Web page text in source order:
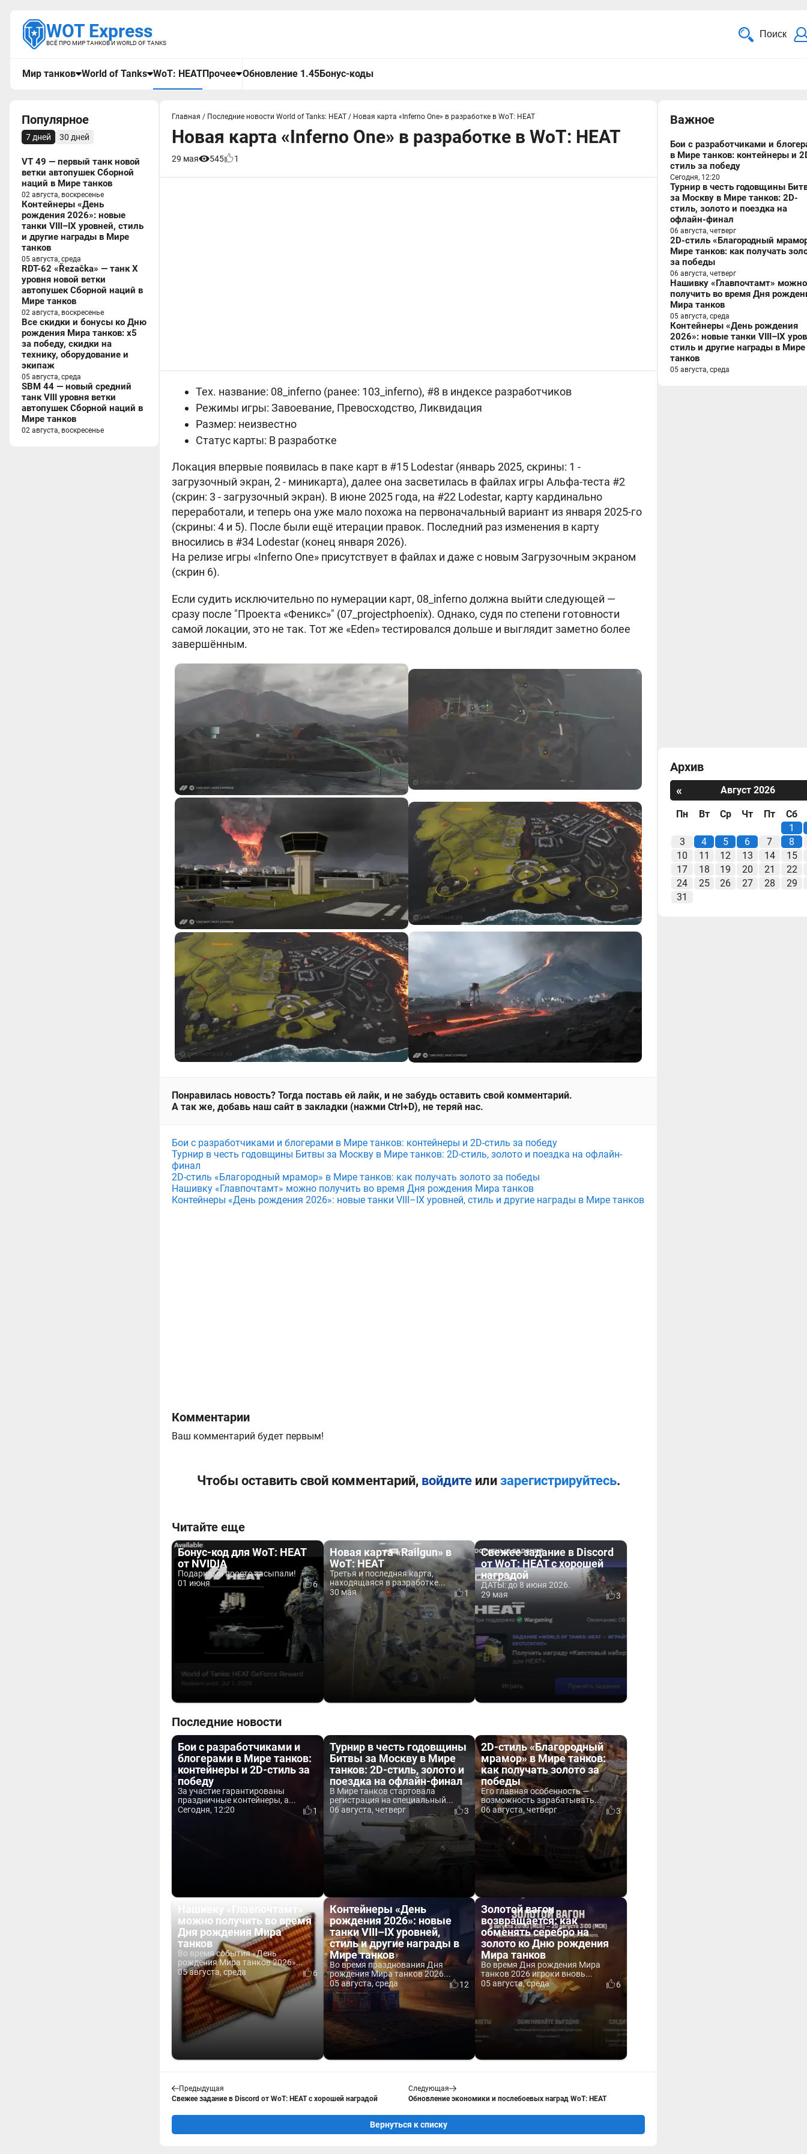
WOT Express
ВСЁ ПРО МИР ТАНКОВ И WORLD OF TANKS
Поиск
Мир танков World of Tanks WoT: HEATПрочее Обновление 1.45Бонус-коды
Популярное
7 дней 30 дней
VT 49 — первый танк новой
ветки автопушек Сборной
наций в Мире танков
02 августа, воскресенье
Контейнеры «День
рождения 2026»: новые
танки VIII–IX уровней, стиль
и другие награды в Мире
танков
05 августа, среда
RDT-62 «Řezačka» — танк X
уровня новой ветки
автопушек Сборной наций в
Мире танков
02 августа, воскресенье
Все скидки и бонусы ко Дню
рождения Мира танков: x5
за победу, скидки на
технику, оборудование и
экипаж
05 августа, среда
SBM 44 — новый средний
танк VIII уровня ветки
автопушек Сборной наций в
Мире танков
02 августа, воскресенье
Главная / Последние новости World of Tanks: HEAT / Новая карта «Inferno One» в разработке в WoT: HEAT
Новая карта «Inferno One» в разработке в WoT: HEAT
29 мая 545 1
Тех. название: 08_inferno (ранее: 103_inferno), #8 в индексе разработчиков
Режимы игры: Завоевание, Превосходство, Ликвидация
Размер: неизвестно
Статус карты: В разработке
Локация впервые появилась в паке карт в #15 Lodestar (январь 2025, скрины: 1 -
загрузочный экран, 2 - миникарта), далее она засветилась в файлах игры Альфа-теста #2
(скрин: 3 - загрузочный экран). В июне 2025 года, на #22 Lodestar, карту кардинально
переработали, и теперь она уже мало похожа на первоначальный вариант из января 2025-го
(скрины: 4 и 5). После были ещё итерации правок. Последний раз изменения в карту
вносились в #34 Lodestar (конец января 2026).
На релизе игры «Inferno One» присутствует в файлах и даже с новым Загрузочным экраном
(скрин 6).
Если судить исключительно по нумерации карт, 08_inferno должна выйти следующей —
сразу после "Проекта «Феникс»" (07_projectphoenix). Однако, судя по степени готовности
самой локации, это не так. Тот же «Eden» тестировался дольше и выглядит заметно более
завершённым.
Понравилась новость? Тогда поставь ей лайк, и не забудь оставить свой комментарий.
А так же, добавь наш сайт в закладки (нажми Ctrl+D), не теряй нас.
Бои с разработчиками и блогерами в Мире танков: контейнеры и 2D-стиль за победу
Турнир в честь годовщины Битвы за Москву в Мире танков: 2D-стиль, золото и поездка на офлайн-
финал
2D-стиль «Благородный мрамор» в Мире танков: как получать золото за победы
Нашивку «Главпочтамт» можно получить во время Дня рождения Мира танков
Контейнеры «День рождения 2026»: новые танки VIII–IX уровней, стиль и другие награды в Мире танков
Комментарии
Ваш комментарий будет первым!
Чтобы оставить свой комментарий, войдитеили зарегистрируйтесь.
Читайте еще
Бонус-код для WoT: HEAT
от NVIDIA
Подарками просто засыпали!
01 июня
6
Новая карта «Railgun» в
WoT: HEAT
Третья и последняя карта,
находящаяся в разработке...
30 мая
1
Свежее задание в Discord
от WoT: HEAT с хорошей
наградой
ДАТЫ: до 8 июня 2026.
29 мая
3
Последние новости
Бои с разработчиками и
блогерами в Мире танков:
контейнеры и 2D-стиль за
победу
За участие гарантированы
праздничные контейнеры, а...
Сегодня, 12:20
1
Турнир в честь годовщины
Битвы за Москву в Мире
танков: 2D-стиль, золото и
поездка на офлайн-финал
В Мире танков стартовала
регистрация на специальный...
06 августа, четверг
3
2D-стиль «Благородный
мрамор» в Мире танков:
как получать золото за
победы
Его главная особенность —
возможность зарабатывать...
06 августа, четверг
3
Нашивку «Главпочтамт»
можно получить во время
Дня рождения Мира
танков
Во время события «День
рождения Мира танков 2026»...
05 августа, среда
6
Контейнеры «День
рождения 2026»: новые
танки VIII–IX уровней,
стиль и другие награды в
Мире танков
Во время празднования Дня
рождения Мира танков 2026...
05 августа, среда
12
Золотой вагон
возвращается: как
обменять серебро на
золото ко Дню рождения
Мира танков
Во время Дня рождения Мира
танков 2026 игроки вновь...
05 августа, среда
6
Предыдущая
Свежее задание в Discord от WoT: HEAT с хорошей наградой
Следующая
Обновление экономики и послебоевых наград WoT: HEAT
Вернуться к списку
Важное
Бои с разработчиками и
в Мире танков: контейнеры и
стиль за победу
Сегодня, 12:20
Турнир в честь годовщины
за Москву в Мире танков: 2D-
стиль, золото и поездка на
офлайн-финал
06 августа, четверг
2D-стиль «Благородный
Мире танков: как получать
за победы
06 августа, четверг
Нашивку «Главпочтамт» можно
получить во время Дня
Мира танков
05 августа, среда
Контейнеры «День рождения
2026»: новые танки VIII–IX
стиль и другие награды в Мире
танков
05 августа, среда
Архив
«
Август 2026
Пн Вт Ср Чт Пт
Сб
1
3
4 5 6 7
8
10
11 12 13 14
15
17
18 19 20 21
22
24
25 26 27 28
29
31